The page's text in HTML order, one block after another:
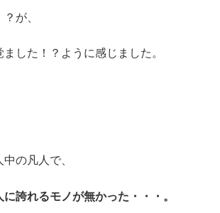
が、
した！？ように感じました。
の凡人で、
誇れるモノが無かった・・・。